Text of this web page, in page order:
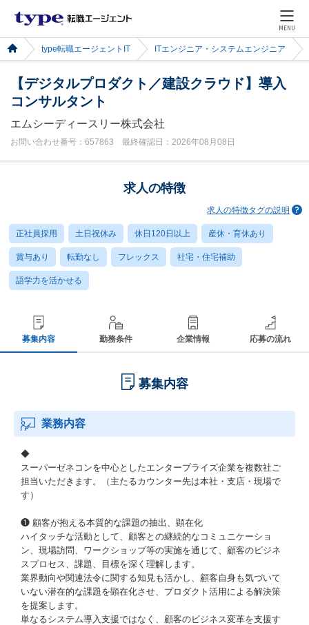
MENU
type転職エージェントIT ITエンジニア・システムエンジニア
【デジタルプロダクト／建設クラウド】導入
コンサルタント
エムシーディースリー株式会社
お問い合わせ番号：657863 最終確認日：2026年08月08日
求人の特徴
求人の特徴タグの説明
正社員採用 土日祝休み 休日120日以上 産休・育休あり
賞与あり 転勤なし フレックス 社宅・住宅補助
語学力を活かせる
募集内容 勤務条件 企業情報 応募の流れ
募集内容
業務内容
◆
スーパーゼネコンを中心としたエンタープライズ企業を複数社ご
担当いただきます。（主たるカウンター先は本社・支店・現場で
す）
❶ 顧客が抱える本質的な課題の抽出、顕在化
ハイタッチな活動として、顧客との継続的なコミュニケーショ
ン、現場訪問、ワークショップ等の実施を通じて、顧客のビジネ
スプロセス、課題、目標を深く理解します。
業界動向や関連法令に関する知見も活かし、顧客自身も気づいて
いない潜在的な課題を顕在化させ、プロダクト活用による解決策
を提案します。
単なるシステム導入支援ではなく、顧客のビジネス変革を支援す